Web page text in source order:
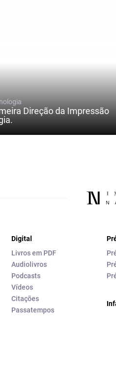
Direção da Impressão
Digital
Livros em PDF
Audiolivros
Podcasts
Vídeos
Citações
Passatempos